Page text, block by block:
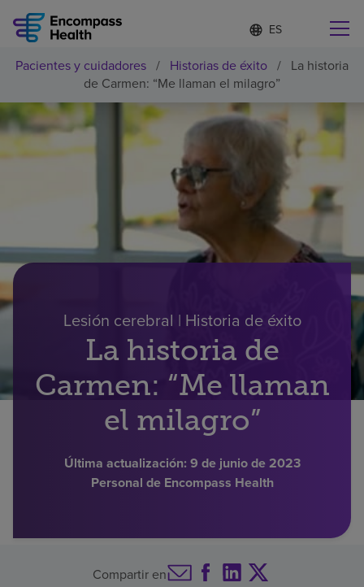
Lista
de
idiomas
contraída
d
o
m
a
s
i
Encuentre una localidad cerca de usted
Por qué debe elegirnos
Pacientes y cuidadores
Acerca de nosotros
Buscar un centro
Pacientes y cuidadores / Historias de éxito / La historia
de Carmen: “Me llaman el milagro”
Lesión cerebral | Historia de éxito
La historia de
Carmen: “Me llaman
el milagro”
Última actualización: 9 de junio de 2023
Personal de Encompass Health
Compartir en